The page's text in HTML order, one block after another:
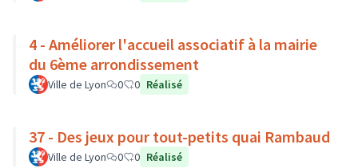
4 - Améliorer l'accueil associatif à la mairie
du 6ème arrondissement
Ville de Lyon 0 0 Réalisé
37 - Des jeux pour tout-petits quai Rambaud
Ville de Lyon 0 0 Réalisé